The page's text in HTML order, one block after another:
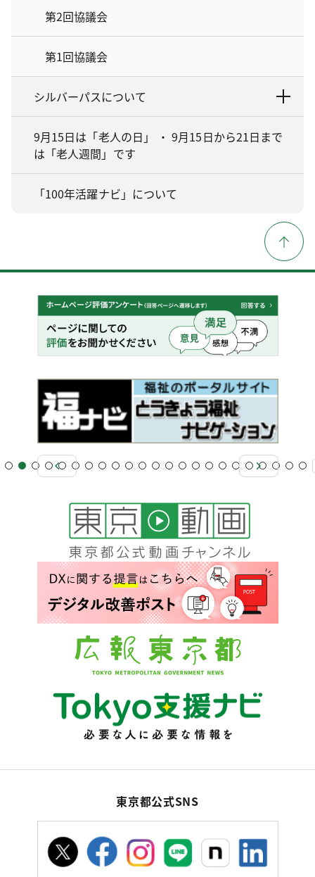
第2回協議会
第1回協議会
シルバーパスについて
9月15日は「老人の日」 ・ 9月15日から21日まで
は「老人週間」です
「100年活躍ナビ」について
東京都公式SNS